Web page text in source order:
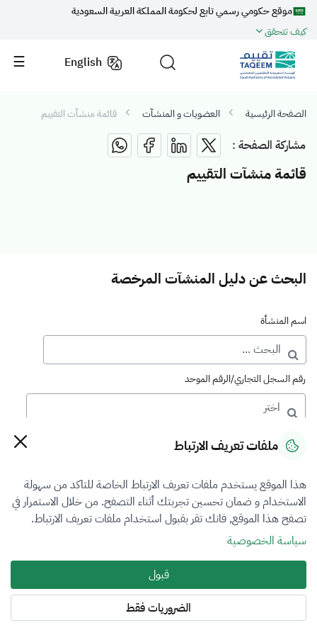
موقع حكومي رسمي تابع لحكومة المملكة العربية السعودية
كيف تتحقق
English
الصفحة الرئيسية العضويات و المنشآت قائمة منشآت التقييم
مشاركة الصفحة :
قائمة منشآت التقييم
البحث عن دليل المنشآت المرخصة
اسم المنشأة
رقم السجل التجاري/الرقم الموحد
رقم الترخيص
التصنيف
VFR4
فرع التقييم
ملفات تعريف الارتباط
هذا الموقع يستخدم ملفات تعريف الارتباط الخاصة للتاكد من سهولة
الاستخدام و ضمان تحسين تجربتك أثناء التصفح. من خلال الاستمرار في
تصفح هذا الموقع, فانك تقر بقبول استخدام ملفات تعريف الارتباط.
سياسة الخصوصية
قبول
الضروريات فقط